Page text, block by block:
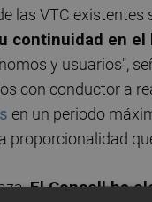
las VTC
continuidad en
y usuarios",
con conductor a
en un periodo
El Consell ha